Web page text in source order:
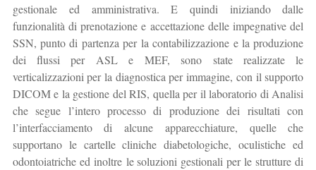
gestionale ed amministrativa. E quindi iniziando dalle
funzionalità di prenotazione e accettazione delle impegnative del
SSN, punto di partenza per la contabilizzazione e la produzione
dei flussi per ASL e MEF, sono state realizzate le
verticalizzazioni per la diagnostica per immagine, con il supporto
DICOM e la gestione del RIS, quella per il laboratorio di Analisi
che segue l’intero processo di produzione dei risultati con
l’interfacciamento di alcune apparecchiature, quelle che
supportano le cartelle cliniche diabetologiche, oculistiche ed
odontoiatriche ed inoltre le soluzioni gestionali per le strutture di